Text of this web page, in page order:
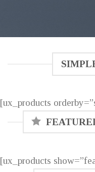
[ux_products
[ux_products